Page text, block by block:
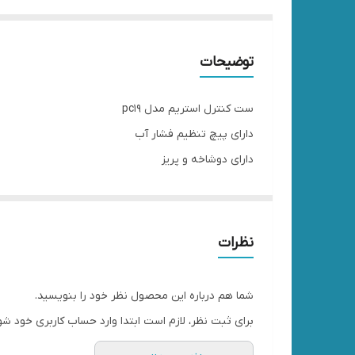
توضیحات
ست کنترل استریم مدل pc19
دارای پیچ تنظیم فشار آب
دارای دوشاخه و پریز
نظرات
شما هم درباره این محصول نظر خود را بنویسید.
برای ثبت نظر، لازم است ابتدا وارد حساب کاربری خود